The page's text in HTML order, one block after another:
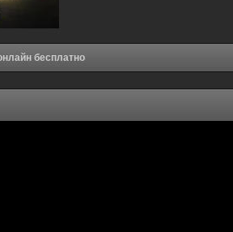
бесплатно